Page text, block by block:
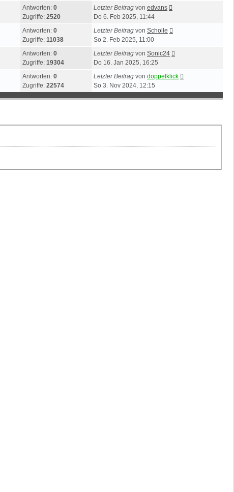
Antworten: 0
Zugriffe: 2520
Letzter Beitrag von edvans
Do 6. Feb 2025, 11:44
Antworten: 0
Zugriffe: 11038
Letzter Beitrag von Scholle
So 2. Feb 2025, 11:00
Antworten: 0
Zugriffe: 19304
Letzter Beitrag von Sonic24
Do 16. Jan 2025, 16:25
Antworten: 0
Zugriffe: 22574
Letzter Beitrag von doppelklick
So 3. Nov 2024, 12:15